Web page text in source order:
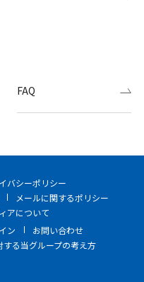
FAQ
バシーポリシー
メールに関するポリシー
アについて
ン
お問い合わせ
る当グループの考え方